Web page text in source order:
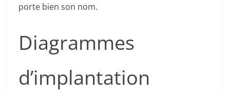
porte bien son nom.
Diagrammes
d’implantation